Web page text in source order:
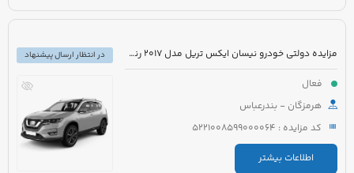
مزایده دولتی خودرو نیسان ایکس تریل مدل 2017 رنگ مشکی
فعال
هرمزگان - بندرعباس
کد مزایده : 5221008599000064
اطلاعات بیشتر
در انتظار ارسال پیشنهاد